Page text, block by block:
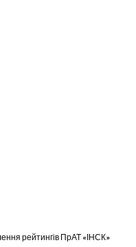
рейтингів ПрАТ «ІНСК»